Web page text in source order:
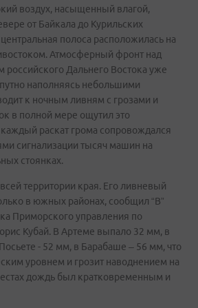
воздух, насыщенный влагой,
от Байкала до Курильских
полоса расположилась на
Атмосферный фронт над
российского Дальнего Востока уже
наполняясь небольшими
к ночным ливням с грозами и
в полной мере ощутил это
каждый раскат грома сопровождался
сигнализации тысяч машин на
стоянках.
территории края. Его ливневый
в южных районах, сообщил “В”
Приморского управления по
Кубай. В Артеме выпало 32 мм, в
- 52 мм, в Барабаше – 56 мм, что
уровнем и грозит наводнением на
дождь был кратковременным и